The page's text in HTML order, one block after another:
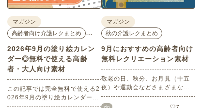
マガジン
高齢者向け介護レクまとめ
2026年9月の塗り絵カレン
ダー◎無料で使える高齢
者・大人向け素材
この記事では完全無料で使える2
026年9月の塗り絵カレンダーを
ご紹介します。人気で定番のお
マガジン
秋の介護レクまとめ
9月におすすめの高齢者向け
無料レクリエーション素材
敬老の日、秋分、お月見（十五
夜）や運動会などさまざまなイ
ベント目白押しの9月。本記事で
は9月にぜひチャレンジしていた
zip 7